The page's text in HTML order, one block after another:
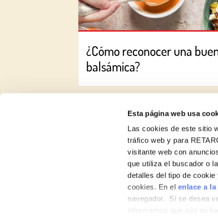
Esta página web usa
Las cookies de este sitio
tráfico web y para
visitante web con
que utiliza el buscador o
detalles del tipo de
cookies. En el enlace a
navegador. Si se desea
informamos que aún no
¿Cómo reconocer una
balsámica?